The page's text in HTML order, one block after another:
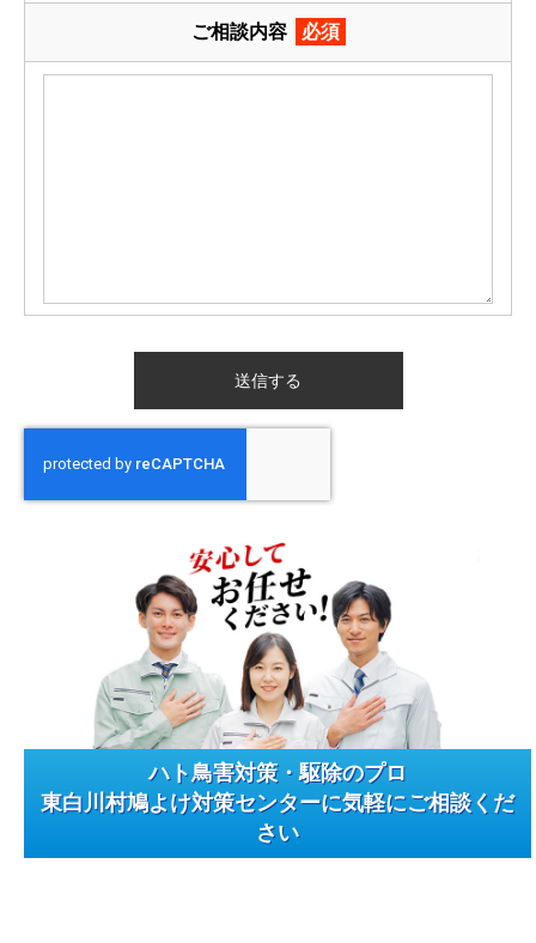
ご相談内容 必須
ハト鳥害対策・駆除のプロ
東白川村鳩よけ対策センターに気軽にご相談くだ
さい